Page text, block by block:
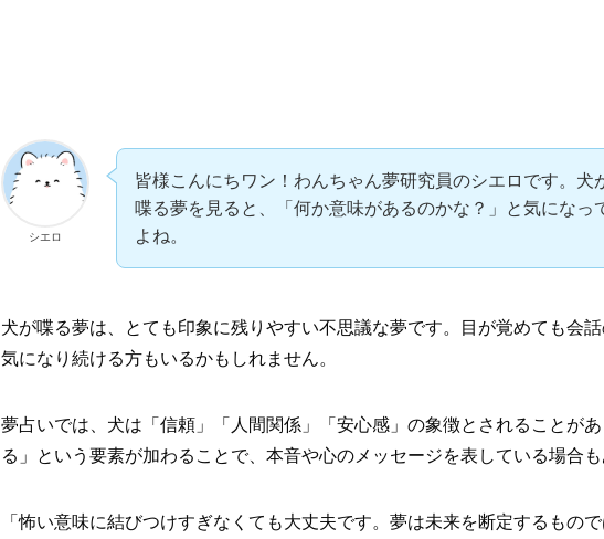
シエロ
皆様こんにちワン！わんちゃん夢研究員のシエロです。犬
喋る夢を見ると、「何か意味があるのかな？」と気になっ
よね。
犬が喋る夢は、とても印象に残りやすい不思議な夢です。目が覚めても会話
気になり続ける方もいるかもしれません。
夢占いでは、犬は「信頼」「人間関係」「安心感」の象徴とされることが
る」という要素が加わることで、本音や心のメッセージを表している場合も
「怖い意味に結びつけすぎなくても大丈夫です。夢は未来を断定するもの